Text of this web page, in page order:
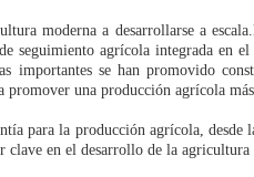
moderna a desarrollarse a
seguimiento agrícola integrada en
importantes se han promovido
una producción agrícola
para la producción agrícola,
en el desarrollo de la agricultura